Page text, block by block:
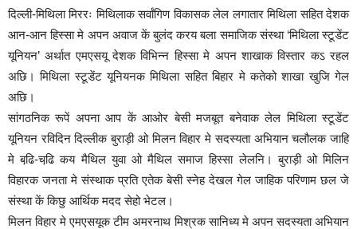
दिल्ली-मिथिला मिररः मिथिलाक सर्वांगिण विकासक लेल लगातार मिथिला सहित देशक
आन-आन हिस्सा मे अपन अवाज कें बुलंद करय बला समाजिक संस्था ‘मिथिला स्टूडेंट
यूनियन’ अर्थात एमएसयू देशक विभिन्न हिस्सा मे अपन शाखाक विस्तार कऽ रहल
अछि। मिथिला स्टूडेंट यूनियनक मिथिला सहित बिहार मे कतेको शाखा खुजि गेल
अछि।
सांगठनिक रूपें अपना आप कें आओर बेसी मजबूत बनेवाक लेल मिथिला स्टूडेंट
यूनियन रविदिन दिल्लीक बुराड़ी ओ मिलन विहार मे सदस्यता अभियान चलौलक जाहि
मे बढि़-चढि़ कय मैथिल युवा ओ मैथिल समाज हिस्सा लेलनि। बुराड़ी ओ मिलिन
विहारक जनता मे संस्थाक प्रति एतेक बेसी स्नेह देखल गेल जाहिक परिणाम छल जे
संस्था कें किछु आर्थिक मदद सेहो भेटल।
मिलन विहार मे एमएसयूक टीम अमरनाथ मिश्रक सानिध्य मे अपन सदस्यता अभियान